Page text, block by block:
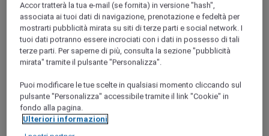
Lanvallay
Accor tratterà la tua e-mail (se fornita) in versione "hash",
associata ai tuoi dati di navigazione, prenotazione e fedeltà per
mostrarti pubblicità mirata su siti di terze parti e social network. I
tuoi dati potranno essere incrociati con i dati in possesso di tali
terze parti. Per saperne di più, consulta la sezione "pubblicità
mirata" tramite il pulsante "Personalizza".
Puoi modificare le tue scelte in qualsiasi momento cliccando sul
pulsante "Personalizza" accessibile tramite il link "Cookie" in
fondo alla pagina.
Ulteriori informazioni